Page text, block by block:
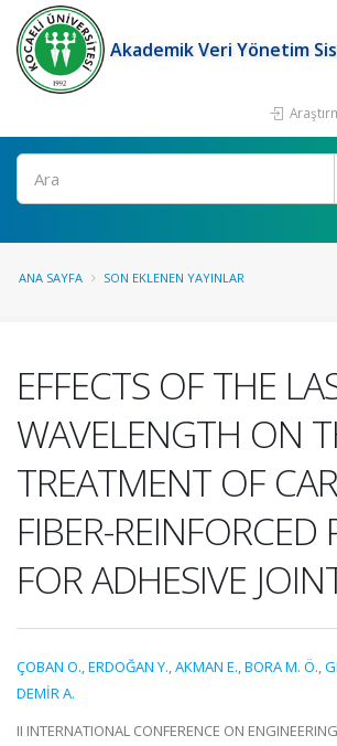
Akademik Veri Yönetim
Ara
ANA SAYFA SON EKLENEN YAYINLAR
EFFECTS OF THE
WAVELENGTH ON
TREATMENT OF
FIBER-REINFORCED
FOR ADHESIVE
ÇOBAN O.,ERDOĞAN Y.,AKMAN E.,BORA M. Ö.,
DEMİR A.
II INTERNATIONAL CONFERENCE ON